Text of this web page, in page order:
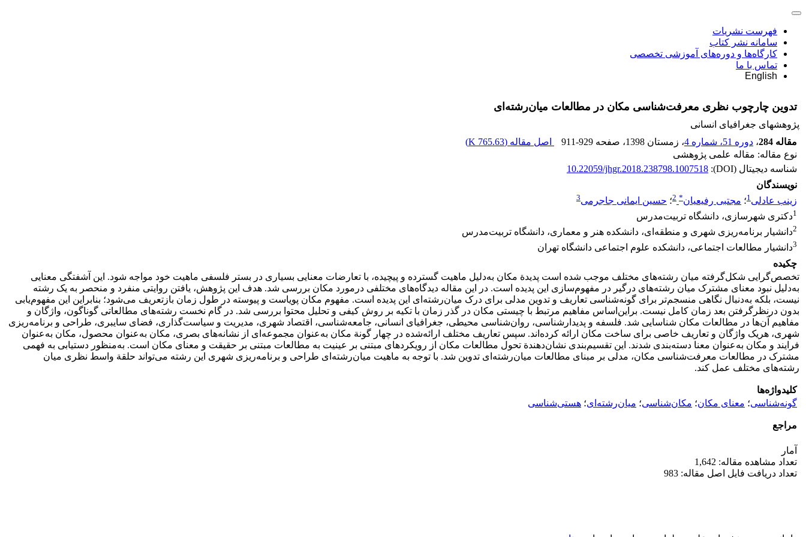
فهرست نشریات
سامانه نشر کتاب
کارگاه‌ها و دوره‌های آموزشی تخصصی
تماس با ما
English
تدوین چارچوب نظری معرفت‌شناسی مکان در مطالعات میان‌رشته‌ای
پژوهشهای جغرافیای انسانی
مقاله 284
، دوره 51، شماره 4 ، زمستان 1398 ، صفحه 911-929 اصل مقاله (765.63 K
)
نوع مقاله: مقاله علمی پژوهشی
شناسه دیجیتال (DOI):
10.22059/jhgr.2018.238798.1007518
نویسندگان
زینب عادلی1؛ مجتبی رفیعیان*
2؛ حسین ایمانی جاجرمی3
1دکتری شهرسازی، دانشگاه تربیت‌مدرس
2دانشیار برنامه‌ریزی شهری و منطقه‌ای، دانشکده هنر و معماری، دانشگاه تربیت‌مدرس
3دانشیار مطالعات اجتماعی، دانشکده علوم اجتماعی دانشگاه تهران
چکیده
تخصص‌گرایی شکل‌گرفته میان رشته‌های مختلف موجب شده است پدیدة مکان به‌دلیل ماهیت گسترده و پیچیده‌، با تعارضات معنایی بسیاری در بستر فلسفی ماهیت خود مواجه شود. این آشفتگی معنایی
به‌دلیل نبود معنای مشترک میان رشته‌های درگیر در مفهوم‌سازی این پدیده است. در این مقاله دیدگاه‌های مختلفی درمورد مکان بررسی شد. هدف این پژوهش، یافتن روایتی منفرد و منحصر به یک رشته
نیست، بلکه به‌دنبال نگاهی منسجم‌تر برای گونه‌شناسی تعاریف و تدوین مدلی برای درک میان‌رشته‌ای این پدیده است. مفهوم مکان پویاست و پیوسته در طول زمان بازتعریف می‌شود؛ بنابراین این مفهوم‌یابی
بدون درنظرگرفتن بعد زمان کامل نیست. براین‌اساس مفاهیم مرتبط با چیستی مکان در گذر زمان با تکیه بر روش کیفی و تحلیل محتوا بررسی شد. در گام نخست رشته‌های مطالعاتی گوناگون، واژگان و
مفاهیم آن‌ها در مطالعات مکان شناسایی شد. فلسفه و پدیدارشناسی، روان‌شناسی محیطی، جغرافیای انسانی، جامعه‌شناسی، اقتصاد شهری، مدیریت و سیاست‌گذاری، فضای سایبری، طراحی و برنامه‌ریزی
شهری، هریک واژگان و تعاریف خاصی برای ساخت مکان ارائه کرده‌اند. سپس تعاریف مختلف ارائه‌شده در چهار گونة مکان به‌عنوان مجموعه‌ای از نشانه‌های بصری، مکان به‌عنوان محصول، مکان به‌عنوان
فرایند و مکان به‌عنوان معنا دسته‌بندی شدند. این تقسیم‌بندی نشان‌دهندة تحول مطالعات مکان از رویکردهای مبتنی بر عینیت به مطالعات مبتنی بر حقیقت و معنای مکان است. به‌منظور دستیابی به فهمی
مشترک در مطالعات معرفت‌شناسی مکان، مدلی بر مبنای مطالعات میان‌رشته‌ای تدوین شد. با توجه به ماهیت میان‌رشته‌ای طراحی و برنامه‌ریزی شهری این رشته می‌تواند حلقة واسط نظری میان
رشته‌های مختلف عمل کند.
کلیدواژه‌ها
گونه‌شناسی؛ معنای مکان؛ مکان‌شناسی؛ میان‌رشته‌ای؛ هستی‌شناسی
مراجع
آمار
تعداد مشاهده مقاله: 1,642
تعداد دریافت فایل اصل مقاله: 983